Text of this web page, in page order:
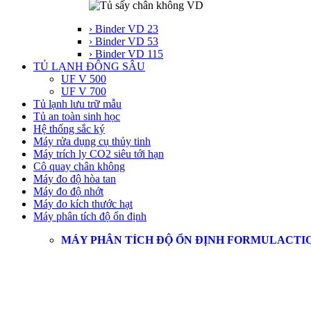
› Binder VD 23
› Binder VD 53
› Binder VD 115
TỦ LẠNH ĐÔNG SÂU
UF V 500
UF V 700
Tủ lạnh lưu trữ mẫu
Tủ an toàn sinh học
Hệ thống sắc ký
Máy rửa dụng cụ thủy tinh
Máy trích ly CO2 siêu tới hạn
Cô quay chân không
Máy đo độ hòa tan
Máy đo độ nhớt
Máy đo kích thước hạt
Máy phân tích độ ổn định
MÁY PHÂN TÍCH ĐỘ ỔN ĐỊNH